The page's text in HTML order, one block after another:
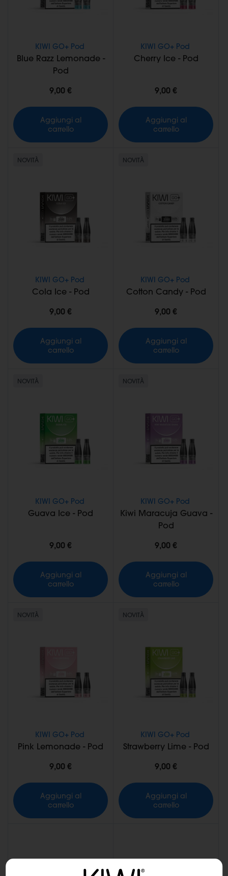
KIWI GO+ Pod
Blue Razz Lemonade -
Pod
9,00 €
Aggiungi al
carrello
KIWI GO+ Pod
Cherry Ice - Pod
9,00 €
Aggiungi al
carrello
NOVITÀ
KIWI GO+ Pod
Cola Ice - Pod
9,00 €
Aggiungi al
carrello
NOVITÀ
KIWI GO+ Pod
Cotton Candy - Pod
9,00 €
Aggiungi al
carrello
NOVITÀ
KIWI GO+ Pod
Guava Ice - Pod
9,00 €
Aggiungi al
carrello
NOVITÀ
KIWI GO+ Pod
Kiwi Maracuja Guava -
Pod
9,00 €
Aggiungi al
carrello
NOVITÀ
KIWI GO+ Pod
Pink Lemonade - Pod
9,00 €
Aggiungi al
carrello
NOVITÀ
KIWI GO+ Pod
Strawberry Lime - Pod
9,00 €
Aggiungi al
carrello